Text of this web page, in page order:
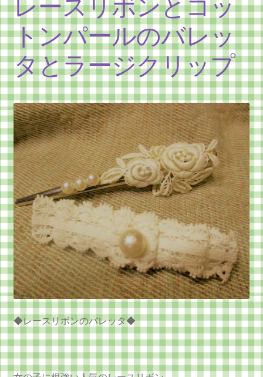
レースリボンとコッ
トンパールのバレッ
タとラージクリップ
◆レースリボンのバレッタ◆